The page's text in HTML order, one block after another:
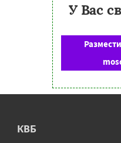
У Вас
КВБ